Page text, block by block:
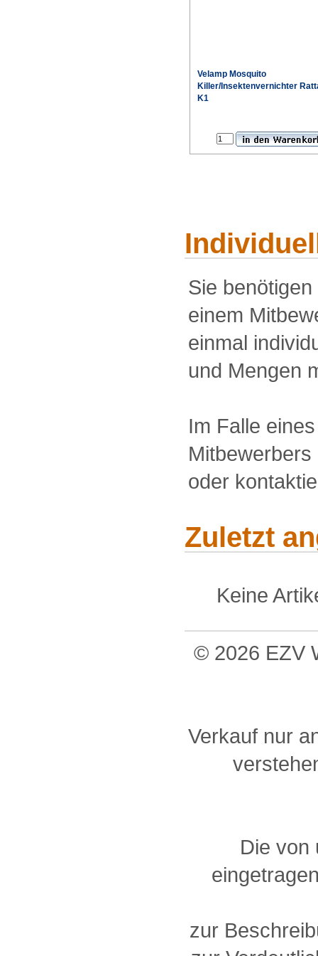
Velamp Mosquito
Killer/Insektenvernichter
K1
Sie
einem
einmal
und Mengen
Im Falle
oder
Zuletzt
Keine
© 2026 EZV
Verkauf nur
Die von
zur